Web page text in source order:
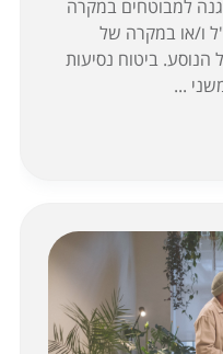
למבוטחים במקרה
ו/או במקרה של
הנוסע. ביטוח נסיעות
...